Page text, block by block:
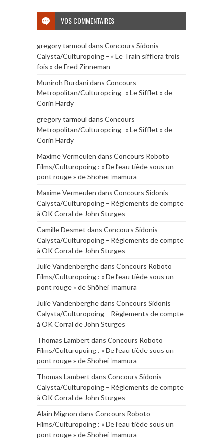
VOS COMMENTAIRES
gregory tarmoul dans Concours Sidonis
Calysta/Culturopoing – « Le Train sifflera trois
fois » de Fred Zinneman
Muniroh Burdanidans Concours
Metropolitan/Culturopoing -« Le Sifflet » de
Corin Hardy
gregory tarmoul dans Concours
Metropolitan/Culturopoing -« Le Sifflet » de
Corin Hardy
Maxime Vermeulen dans Concours Roboto
Films/Culturopoing : « De l’eau tiède sous un
pont rouge » de Shōhei Imamura
Maxime Vermeulen dans Concours Sidonis
Calysta/Culturopoing – Règlements de compte
à OK Corral de John Sturges
Camille Desmet dans Concours Sidonis
Calysta/Culturopoing – Règlements de compte
à OK Corral de John Sturges
Julie Vandenberghedans Concours Roboto
Films/Culturopoing : « De l’eau tiède sous un
pont rouge » de Shōhei Imamura
Julie Vandenberghedans Concours Sidonis
Calysta/Culturopoing – Règlements de compte
à OK Corral de John Sturges
Thomas Lambert dans Concours Roboto
Films/Culturopoing : « De l’eau tiède sous un
pont rouge » de Shōhei Imamura
Thomas Lambert dans Concours Sidonis
Calysta/Culturopoing – Règlements de compte
à OK Corral de John Sturges
Alain Mignon dans Concours Roboto
Films/Culturopoing : « De l’eau tiède sous un
pont rouge » de Shōhei Imamura